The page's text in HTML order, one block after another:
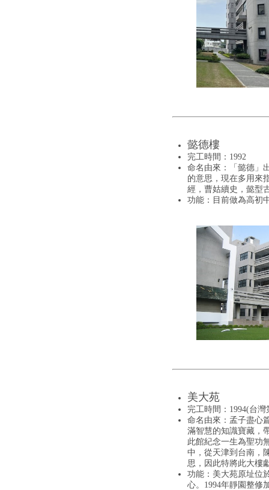
懿德樓
完工時間：1992
命名由來：「懿德」
的意思，現在多用來
經，曹姑續史，懿型
功能：目前做為高初
美大苑
完工時間：1994(台
命名由來：孟子盡心
滿智慧的知識寶藏，
此館紀念一生為聖功
中，從天津到台南，
思，因此特將此大樓
功能：美大苑原址位
心。1994年靜園整修